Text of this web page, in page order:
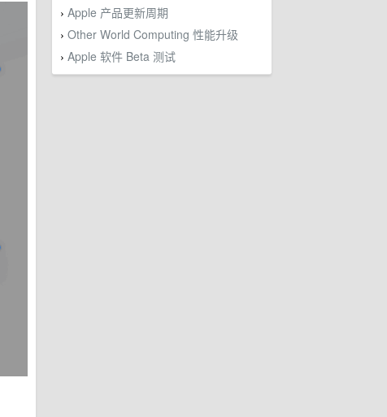
› Apple 产品更新周期
› Other World Computing 性能升级
› Apple 软件 Beta 测试